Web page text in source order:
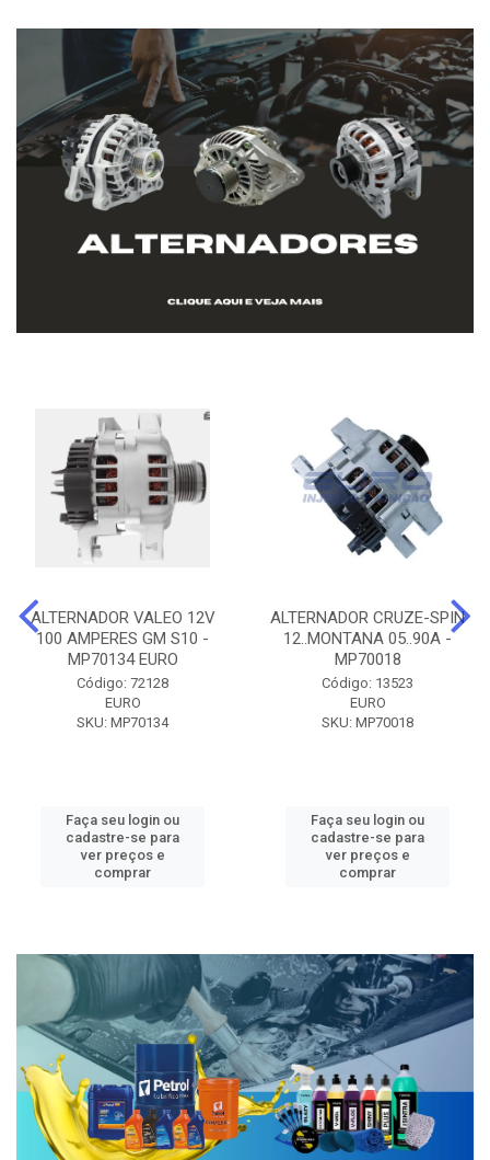
ALTERNADOR VALEO 12V
100 AMPERES GM S10 -
MP70134 EURO
Código: 72128
EURO
SKU: MP70134
Faça seu login ou
cadastre-se para
ver preços e
comprar
ALTERNADOR CRUZE-SPIN
12..MONTANA 05..90A -
MP70018
Código: 13523
EURO
SKU: MP70018
Faça seu login ou
cadastre-se para
ver preços e
comprar